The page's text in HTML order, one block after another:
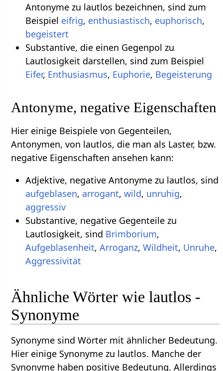
Antonyme zu lautlos bezeichnen, sind zum
Beispiel eifrig, enthusiastisch, euphorisch,
begeistert
Substantive, die einen Gegenpol zu
Lautlosigkeit darstellen, sind zum Beispiel
Eifer, Enthusiasmus, Euphorie, Begeisterung
Antonyme, negative Eigenschaften
Hier einige Beispiele von Gegenteilen,
Antonymen, von lautlos, die man als Laster, bzw.
negative Eigenschaften ansehen kann:
Adjektive, negative Antonyme zu lautlos, sind
aufgeblasen, arrogant, wild, unruhig,
aggressiv
Substantive, negative Gegenteile zu
Lautlosigkeit, sind Brimborium,
Aufgeblasenheit, Arroganz, Wildheit, Unruhe,
Aggressivität
Ähnliche Wörter wie lautlos -
Synonyme
Synonyme sind Wörter mit ähnlicher Bedeutung.
Hier einige Synonyme zu lautlos. Manche der
Synonyme haben positive Bedeutung. Allerdings